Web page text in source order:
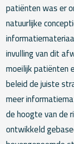
patiënten was er
natuurlijke
invulling van dit
moeilijk patiënten
beleid de juiste
meer
de hoogte van de
ontwikkeld